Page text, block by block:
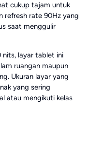
cukup tajam untuk
refresh rate 90Hz yang
saat menggulir
nits, layar tablet ini
ruangan maupun
Ukuran layar yang
yang sering
atau mengikuti kelas